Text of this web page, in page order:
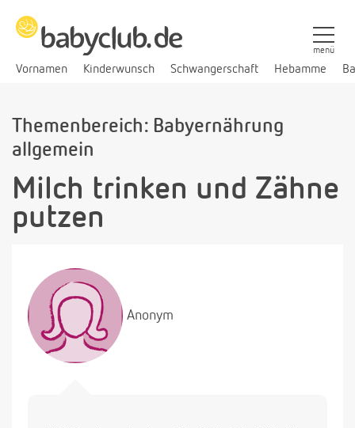
Vornamen Kinderwunsch Schwangerschaft Hebamme
menü
Themenbereich: Babyernährung
allgemein
Milch trinken und Zähne
putzen
Anonym